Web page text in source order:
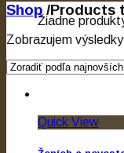
Žiadne
Shop /Products
Zobrazujem
Quick View